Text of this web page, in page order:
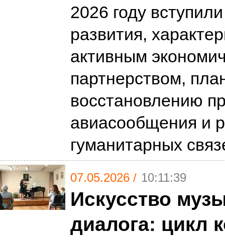
2026 году
развития,
активным
партнерством,
восстановлению
авиасообщения и
гуманитарных
07.05.2026 / 10:11:39
Искусство
диалога: цикл